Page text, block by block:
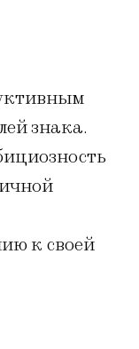
знака.
к своей